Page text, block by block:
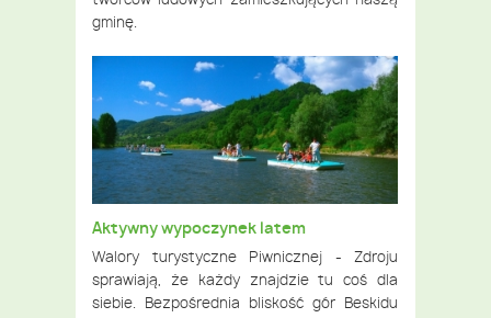
gminę.
Aktywny wypoczynek latem
Walory turystyczne Piwnicznej - Zdroju
sprawiają, że każdy znajdzie tu coś dla
siebie. Bezpośrednia bliskość gór Beskidu